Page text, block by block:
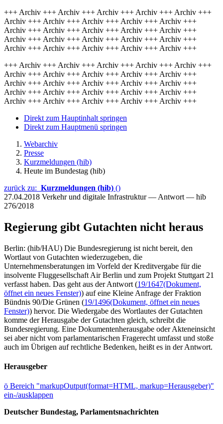
+++ Archiv +++ Archiv +++ Archiv +++ Archiv +++ Archiv +++
Archiv +++ Archiv +++ Archiv +++ Archiv +++ Archiv +++
Archiv +++ Archiv +++ Archiv +++ Archiv +++ Archiv +++
Archiv +++ Archiv +++ Archiv +++ Archiv +++ Archiv +++
Archiv +++ Archiv +++ Archiv +++ Archiv +++ Archiv +++
+++ Archiv +++ Archiv +++ Archiv +++ Archiv +++ Archiv +++
Archiv +++ Archiv +++ Archiv +++ Archiv +++ Archiv +++
Archiv +++ Archiv +++ Archiv +++ Archiv +++ Archiv +++
Archiv +++ Archiv +++ Archiv +++ Archiv +++ Archiv +++
Archiv +++ Archiv +++ Archiv +++ Archiv +++ Archiv +++
Direkt zum Hauptinhalt springen
Direkt zum Hauptmenü springen
Webarchiv
Presse
Kurzmeldungen (hib)
Heute im Bundestag (hib)
zurück zu: Kurzmeldungen (hib) ()
27.04.2018 Verkehr und digitale Infrastruktur — Antwort — hib
276/2018
Regierung gibt Gutachten nicht heraus
Berlin: (hib/HAU) Die Bundesregierung ist nicht bereit, den
Wortlaut von Gutachten wiederzugeben, die
Unternehmensberatungen im Vorfeld der Kreditvergabe für die
insolvente Fluggesellschaft Air Berlin und zum Projekt Stuttgart 21
verfasst haben. Das geht aus der Antwort (19/1647(Dokument,
öffnet ein neues Fenster)) auf eine Kleine Anfrage der Fraktion
Bündnis 90/Die Grünen (19/1496(Dokument, öffnet ein neues
Fenster)) hervor. Die Wiedergabe des Wortlautes der Gutachten
komme der Herausgabe der Gutachten gleich, schreibt die
Bundesregierung. Eine Dokumentenherausgabe oder Akteneinsicht
sei aber nicht vom parlamentarischen Fragerecht umfasst und stoße
auch im Übrigen auf rechtliche Bedenken, heißt es in der Antwort.
Herausgeber
ö Bereich "markupOutput(format=HTML, markup=Herausgeber)"
ein-/ausklappen
Deutscher Bundestag, Parlamentsnachrichten